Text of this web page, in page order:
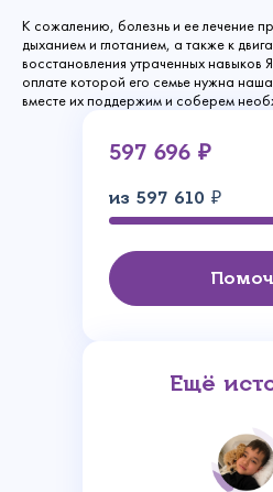
К сожалению, болезнь и ее лечение
дыханием и глотанием, а также к
восстановления утраченных навыков
оплате которой его семье нужна
вместе их поддержим и соберем
597 696 ₽
из 597 610 ₽
Ещё